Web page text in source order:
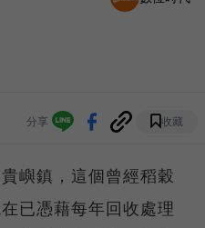
分享 收藏
嶼鎮，這個曾經稻穀
已憑藉每年回收處理